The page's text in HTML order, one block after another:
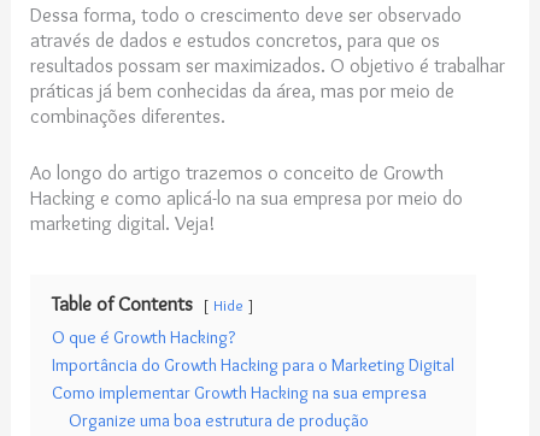
Dessa forma, todo o crescimento deve ser observado
através de dados e estudos concretos, para que os
resultados possam ser maximizados. O objetivo é trabalhar
práticas já bem conhecidas da área, mas por meio de
combinações diferentes.
Ao longo do artigo trazemos o conceito de Growth
Hacking e como aplicá-lo na sua empresa por meio do
marketing digital. Veja!
Table of Contents Hide
O que é Growth Hacking?
Importância do Growth Hacking para o Marketing Digital
Como implementar Growth Hacking na sua empresa
Organize uma boa estrutura de produção